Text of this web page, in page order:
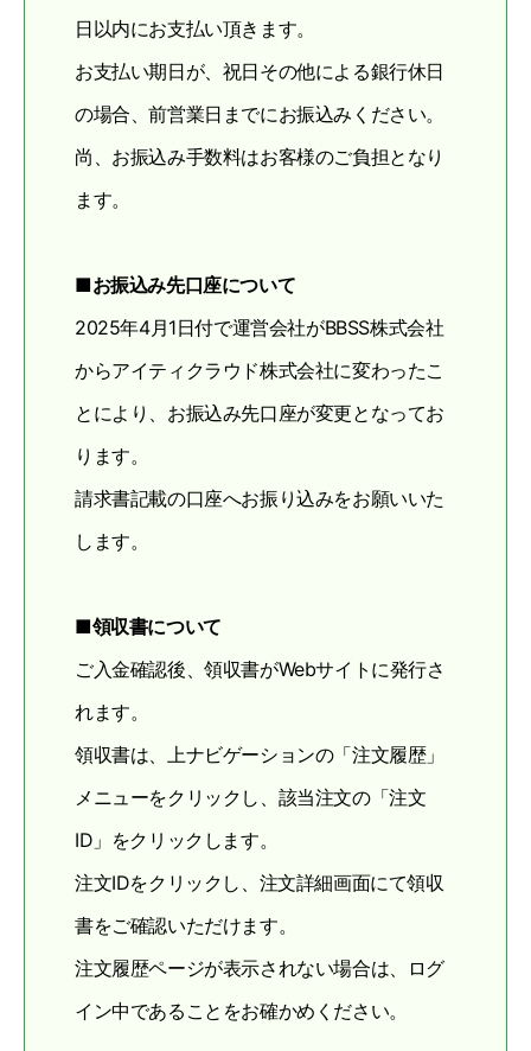
日以内にお支払い頂きます。
お支払い期日が、祝日その他による銀行休日
の場合、前営業日までにお振込みください。
尚、お振込み手数料はお客様のご負担となり
ます。
■お振込み先口座について
2025年4月1日付で運営会社がBBSS株式会社
からアイティクラウド株式会社に変わったこ
とにより、お振込み先口座が変更となってお
ります。
請求書記載の口座へお振り込みをお願いいた
します。
■領収書について
ご入金確認後、領収書がWebサイトに発行さ
れます。
領収書は、上ナビゲーションの「注文履歴」
メニューをクリックし、該当注文の「注文
ID」をクリックします。
注文IDをクリックし、注文詳細画面にて領収
書をご確認いただけます。
注文履歴ページが表示されない場合は、ログ
イン中であることをお確かめください。